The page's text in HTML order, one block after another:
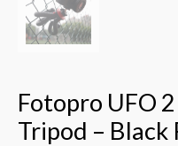
Fotopro UFO
Tripod – Black